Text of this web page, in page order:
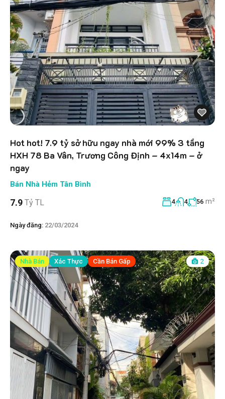
Hot hot! 7.9 tỷ sở hữu ngay nhà mới 99% 3 tầng
HXH 78 Ba Vân, Trương Công Định – 4x14m – ở
ngay
Bán Nhà Hẻm Tân Bình
7.9 Tỷ TL 4 4 56 m²
Ngày đăng: 22/03/2024
Nhà Bán Xác Thực Cần Bán Gấp 2